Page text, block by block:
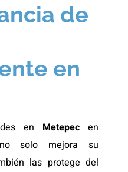
de
en
en Metepec en
solo mejora su
las protege del